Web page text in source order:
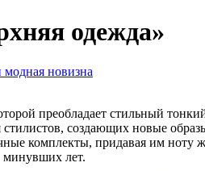
одежда»
новизна
преобладает стильный
создающих новые
комплекты, придавая им ноту
лет.